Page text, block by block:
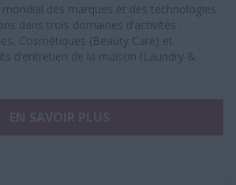
des marques et des technologies
dans trois domaines d’activités :
Cosmétiques (Beauty Care) et
d’entretien de la maison (Laundry &